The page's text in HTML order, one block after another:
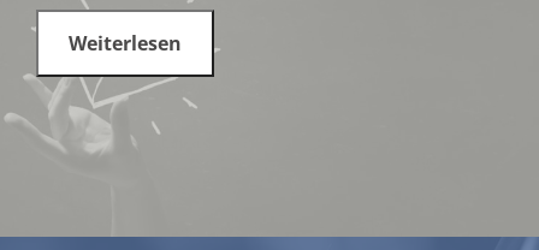
Weiterlesen